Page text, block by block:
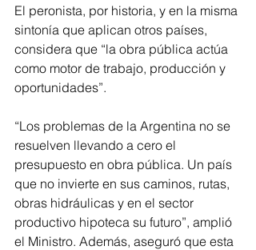
El peronista, por historia, y en la misma
sintonía que aplican otros países,
considera que “la obra pública actúa
como motor de trabajo, producción y
oportunidades”.
“Los problemas de la Argentina no se
resuelven llevando a cero el
presupuesto en obra pública. Un país
que no invierte en sus caminos, rutas,
obras hidráulicas y en el sector
productivo hipoteca su futuro”, amplió
el Ministro. Además, aseguró que esta